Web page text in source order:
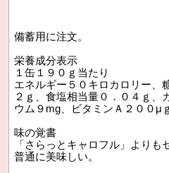
備蓄用に注文。
栄養成分表示
１缶１９０ｇ当たり
エネルギー５０キロカロリー、
２ｇ、食塩相当量０．０４ｇ、
ウム９mg、ビタミンＡ２００μｇ
味の覚書
「さらっとキャロフル」よりも
普通に美味しい。